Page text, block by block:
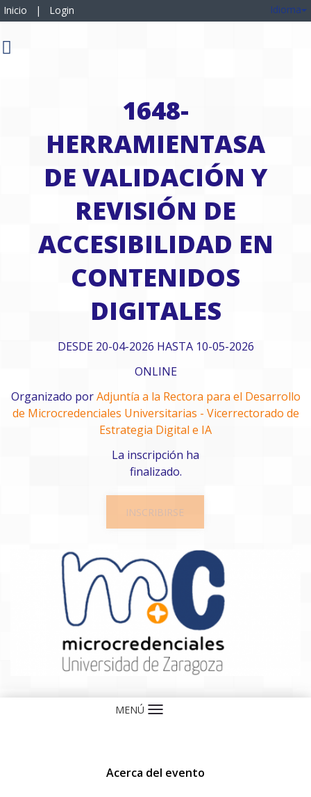
Inicio | Login Idioma
1648-
HERRAMIENTASA
DE VALIDACIÓN Y
REVISIÓN DE
ACCESIBILIDAD EN
CONTENIDOS
DIGITALES
DESDE 20-04-2026 HASTA 10-05-2026
ONLINE
Organizado porAdjuntía a la Rectora para el Desarrollo
de Microcredenciales Universitarias - Vicerrectorado de
Estrategia Digital e IA
La inscripción ha
finalizado.
INSCRIBIRSE
MENÚ Idioma
Acerca del evento